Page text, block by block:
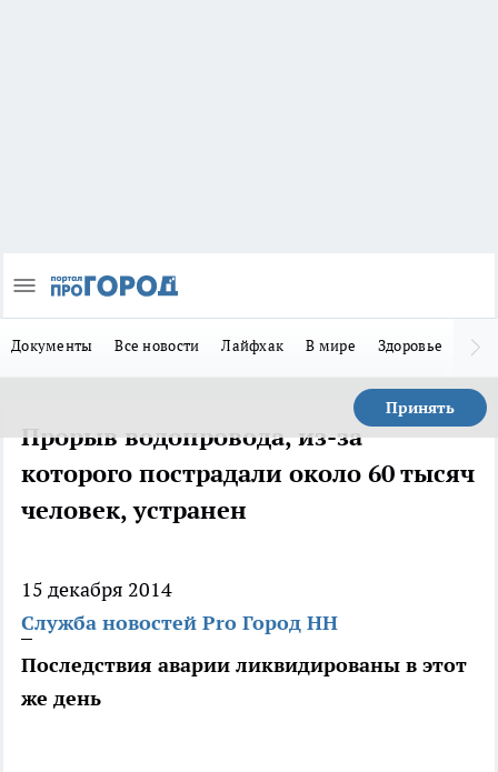
Документы Все новости Лайфхак В мире Здоровье
Принять
Прорыв водопровода, из-за
которого пострадали около 60 тысяч
человек, устранен
15 декабря 2014
Служба новостей Pro Город НН
Последствия аварии ликвидированы в этот
же день